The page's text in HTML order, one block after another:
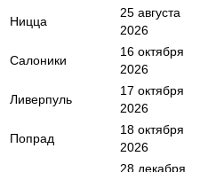
Ницца
25 августа
2026
Салоники
16 октября
2026
Ливерпуль
17 октября
2026
Попрад
18 октября
2026
28 декабря